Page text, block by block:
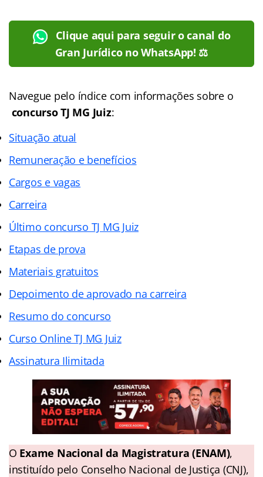
Clique aqui para seguir o canal do
Gran Jurídico no WhatsApp! ⚖️
Navegue pelo índicecom informações sobre o
concurso TJ MG Juiz:
Situação atual
Remuneração e benefícios
Cargos e vagas
Carreira
Último concurso TJ MG Juiz
Etapas de prova
Materiais gratuitos
Depoimento de aprovado na carreira
Resumo do concurso
Curso Online TJ MG Juiz
Assinatura Ilimitada
O Exame Nacional da Magistratura (ENAM),
instituído pelo Conselho Nacional de Justiça (CNJ),